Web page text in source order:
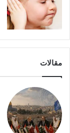
مقالات